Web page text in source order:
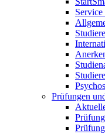
Prüfungen